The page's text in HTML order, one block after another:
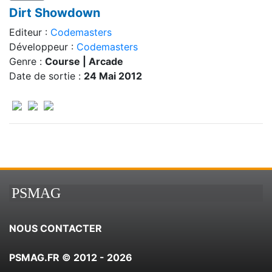
Dirt Showdown
Editeur : Codemasters
Développeur : Codemasters
Genre : Course | Arcade
Date de sortie : 24 Mai 2012
PSMAG
NOUS CONTACTER
PSMAG.FR © 2012 - 2026